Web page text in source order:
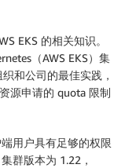
EKS 的相关知识。
（AWS EKS）集
和公司的最佳实践，
源申请的 quota 限制
用户具有足够的权限
群版本为 1.22，